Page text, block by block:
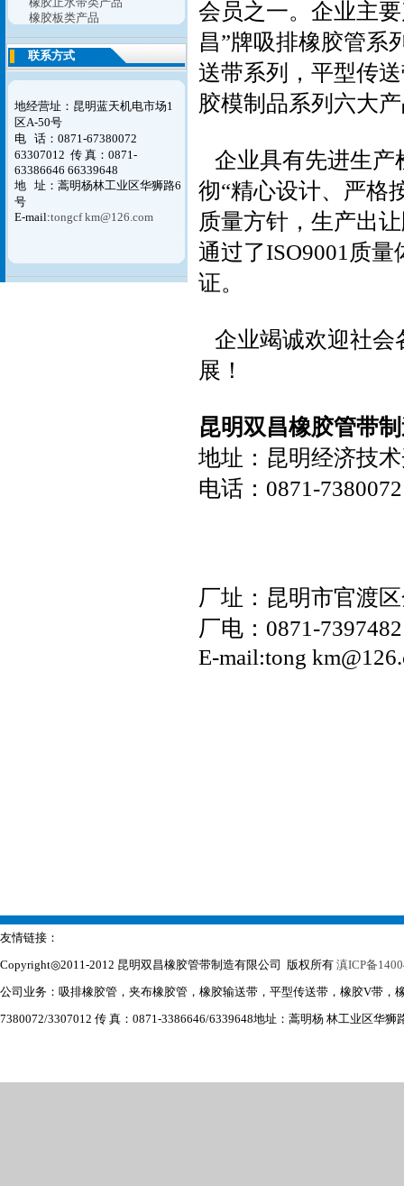
橡胶板类产品
联系方式
地经营址：昆明蓝天机电市场1
区A-50号
电 话：0871-67380072
63307012 传 真：0871-
63386646 66339648
地 址：蒿明杨林工业区华狮路6
号
E-mail:tongcf km@126.com
会员之一。企业主
昌”牌吸排橡胶管系
送带系列，平型传
胶模制品系列六大
企业具有先进生产
彻“精心设计、严格
质量方针，生产出
通过了ISO9001质
证。
企业竭诚欢迎社会
展！
昆明双昌橡胶管带
地址：昆明经济技
电话：0871-
厂址：昆明市官渡
厂电：0871-7397482
E-mail:tong
友情链接：
Copyright◎2011-2012 昆明双昌橡胶管带制造有限公司 版权所有 滇ICP备
公司业务：吸排橡胶管，夹布橡胶管，橡胶输送带，平型传送带，橡胶V带，
7380072/3307012 传 真：0871-3386646/6339648地址：蒿明杨 林工业区华狮